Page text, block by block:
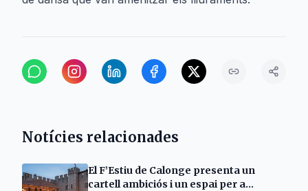
Notícies relacionades
El F’Estiu de Calonge presenta un
cartell ambiciós i un espai per a